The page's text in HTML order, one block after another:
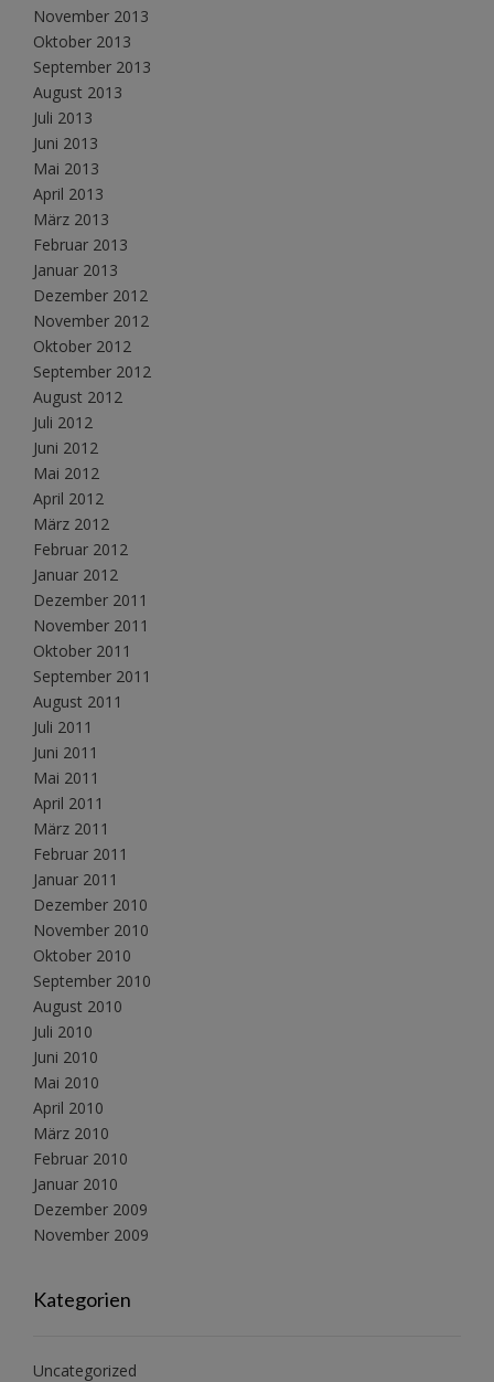
November 2013
Oktober 2013
September 2013
August 2013
Juli 2013
Juni 2013
Mai 2013
April 2013
März 2013
Februar 2013
Januar 2013
Dezember 2012
November 2012
Oktober 2012
September 2012
August 2012
Juli 2012
Juni 2012
Mai 2012
April 2012
März 2012
Februar 2012
Januar 2012
Dezember 2011
November 2011
Oktober 2011
September 2011
August 2011
Juli 2011
Juni 2011
Mai 2011
April 2011
März 2011
Februar 2011
Januar 2011
Dezember 2010
November 2010
Oktober 2010
September 2010
August 2010
Juli 2010
Juni 2010
Mai 2010
April 2010
März 2010
Februar 2010
Januar 2010
Dezember 2009
November 2009
Kategorien
Uncategorized